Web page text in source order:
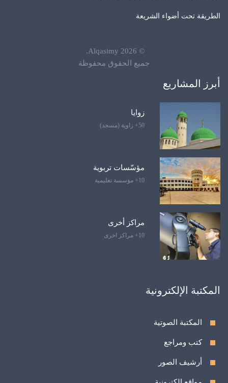
الطريقة تحت أضواء الشريعة
©
2026
Alqasimy
.
جميع الحقوق محفوظة
أبرز المشاريع
زوايا
50+ زاوية (مسجد)
مؤسّسات تربوية
10+ مؤسسة تعليمية
مراكز أخرى
10+ مراكز اخرى
المكتبة الإلكترونية
المكتبة الصوتية
كتب ومراجع
أرشيف الصور